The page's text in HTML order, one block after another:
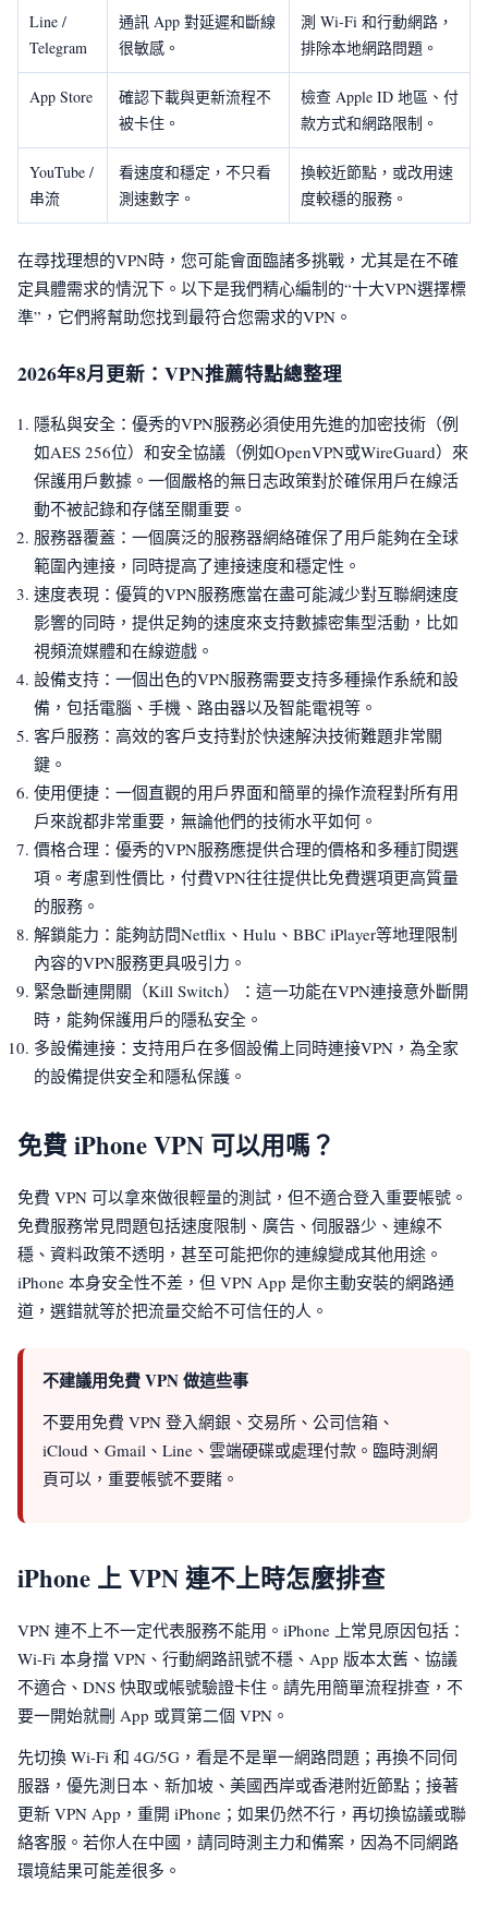
Line /
Telegram
通訊 App 對延遲和斷線
很敏感。
測 Wi-Fi 和行動網路，
排除本地網路問題。
App Store
確認下載與更新流程不
被卡住。
檢查 Apple ID 地區、付
款方式和網路限制。
YouTube /
串流
看速度和穩定，不只看
測速數字。
換較近節點，或改用速
度較穩的服務。
在尋找理想的VPN時，您可能會面臨諸多挑戰，尤其是在不確
定具體需求的情況下。以下是我們精心編制的“十大VPN選擇標
準”，它們將幫助您找到最符合您需求的VPN。
2026年8月更新：VPN推薦特點總整理
隱私與安全：優秀的VPN服務必須使用先進的加密技術（例
如AES 256位）和安全協議（例如OpenVPN或WireGuard）來
保護用戶數據。一個嚴格的無日志政策對於確保用戶在線活
動不被記錄和存儲至關重要。
服務器覆蓋：一個廣泛的服務器網絡確保了用戶能夠在全球
範圍內連接，同時提高了連接速度和穩定性。
速度表現：優質的VPN服務應當在盡可能減少對互聯網速度
影響的同時，提供足夠的速度來支持數據密集型活動，比如
視頻流媒體和在線遊戲。
設備支持：一個出色的VPN服務需要支持多種操作系統和設
備，包括電腦、手機、路由器以及智能電視等。
客戶服務：高效的客戶支持對於快速解決技術難題非常關
鍵。
使用便捷：一個直觀的用戶界面和簡單的操作流程對所有用
戶來說都非常重要，無論他們的技術水平如何。
價格合理：優秀的VPN服務應提供合理的價格和多種訂閱選
項。考慮到性價比，付費VPN往往提供比免費選項更高質量
的服務。
解鎖能力：能夠訪問Netflix、Hulu、BBC iPlayer等地理限制
內容的VPN服務更具吸引力。
緊急斷連開關（Kill Switch）：這一功能在VPN連接意外斷開
時，能夠保護用戶的隱私安全。
多設備連接：支持用戶在多個設備上同時連接VPN，為全家
的設備提供安全和隱私保護。
免費 iPhone VPN 可以用嗎？
免費 VPN 可以拿來做很輕量的測試，但不適合登入重要帳號。
免費服務常見問題包括速度限制、廣告、伺服器少、連線不
穩、資料政策不透明，甚至可能把你的連線變成其他用途。
iPhone 本身安全性不差，但 VPN App 是你主動安裝的網路通
道，選錯就等於把流量交給不可信任的人。
不建議用免費 VPN 做這些事
不要用免費 VPN 登入網銀、交易所、公司信箱、
iCloud、Gmail、Line、雲端硬碟或處理付款。臨時測網
頁可以，重要帳號不要賭。
iPhone 上 VPN 連不上時怎麼排查
VPN 連不上不一定代表服務不能用。iPhone 上常見原因包括：
Wi-Fi 本身擋 VPN、行動網路訊號不穩、App 版本太舊、協議
不適合、DNS 快取或帳號驗證卡住。請先用簡單流程排查，不
要一開始就刪 App 或買第二個 VPN。
先切換 Wi-Fi 和 4G/5G，看是不是單一網路問題；再換不同伺
服器，優先測日本、新加坡、美國西岸或香港附近節點；接著
更新 VPN App，重開 iPhone；如果仍然不行，再切換協議或聯
絡客服。若你人在中國，請同時測主力和備案，因為不同網路
環境結果可能差很多。